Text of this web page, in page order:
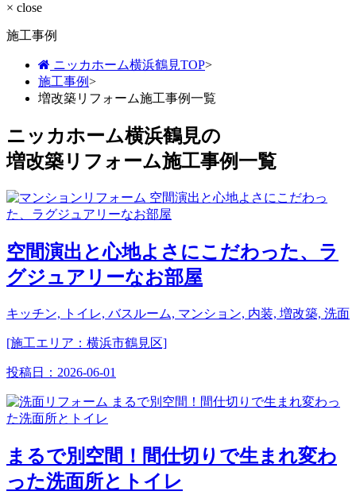
× close
施工事例
ニッカホーム横浜鶴見TOP>
施工事例>
増改築リフォーム施工事例一覧
ニッカホーム横浜鶴見の
増改築リフォーム施工事例一覧
空間演出と心地よさにこだわった、ラ
グジュアリーなお部屋
キッチン, トイレ, バスルーム, マンション, 内装, 増改築, 洗面
[施工エリア：横浜市鶴見区]
投稿日： 2026-06-01
まるで別空間！間仕切りで生まれ変わ
った洗面所とトイレ